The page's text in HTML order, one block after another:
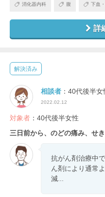
消化器内科 腹 下血
詳
解決済み
相談者 ：40代後半
2022.02.12
対象者 ：40代後半女性
三日前から、のどの痛み、せき
抗がん剤治療中
ん剤により通常
減...